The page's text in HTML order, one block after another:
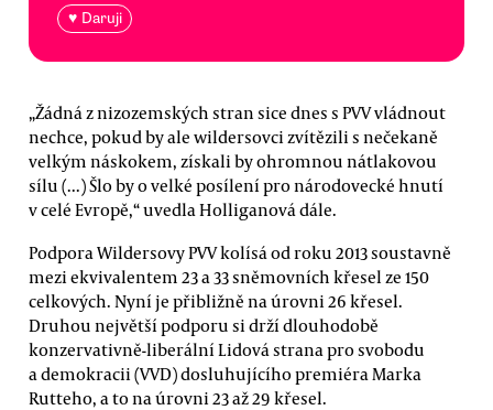
♥ Daruji
„Žádná z nizozemských stran sice dnes s PVV vládnout
nechce, pokud by ale wildersovci zvítězili s nečekaně
velkým náskokem, získali by ohromnou nátlakovou
sílu (...) Šlo by o velké posílení pro národovecké hnutí
v celé Evropě,“ uvedla Holliganová dále.
Podpora Wildersovy PVV kolísá od roku 2013 soustavně
mezi ekvivalentem 23 a 33 sněmovních křesel ze 150
celkových. Nyní je přibližně na úrovni 26 křesel.
Druhou největší podporu si drží dlouhodobě
konzervativně-liberální Lidová strana pro svobodu
a demokracii (VVD) dosluhujícího premiéra Marka
Rutteho, a to na úrovni 23 až 29 křesel.